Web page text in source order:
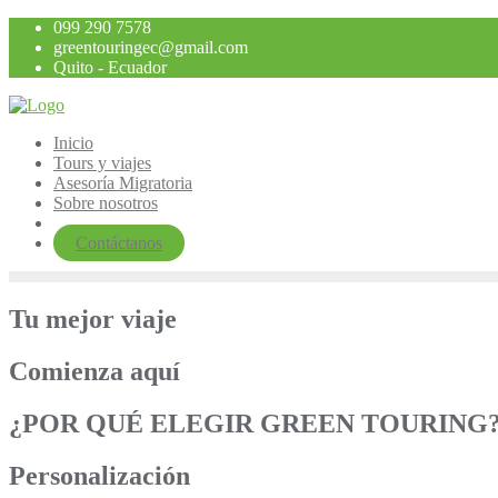
Saltar
contenido
099 290 7578
greentouringec@gmail.com
Quito - Ecuador
Inicio
Tours y viajes
Asesoría Migratoria
Sobre nosotros
Contáctanos
Tu mejor viaje
Comienza aquí
¿POR QUÉ ELEGIR GREEN
Personalización